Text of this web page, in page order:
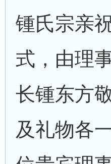
锺氏宗亲
式，由理
长锺东方
及礼物各